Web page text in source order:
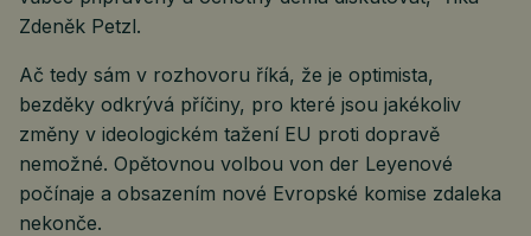
Zdeněk Petzl.
Ač tedy sám v rozhovoru říká, že je optimista,
bezděky odkrývá příčiny, pro které jsou jakékoliv
změny v ideologickém tažení EU proti dopravě
nemožné. Opětovnou volbou von der Leyenové
počínaje a obsazením nové Evropské komise zdaleka
nekonče.